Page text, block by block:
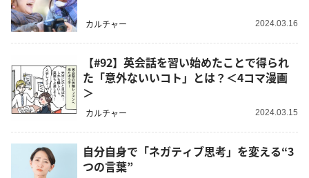
カルチャー 2024.03.16
【#92】英会話を習い始めたことで得られ
た「意外ないいコト」とは？＜4コマ漫画
＞
カルチャー 2024.03.15
自分自身で「ネガティブ思考」を変える“3
つの言葉”